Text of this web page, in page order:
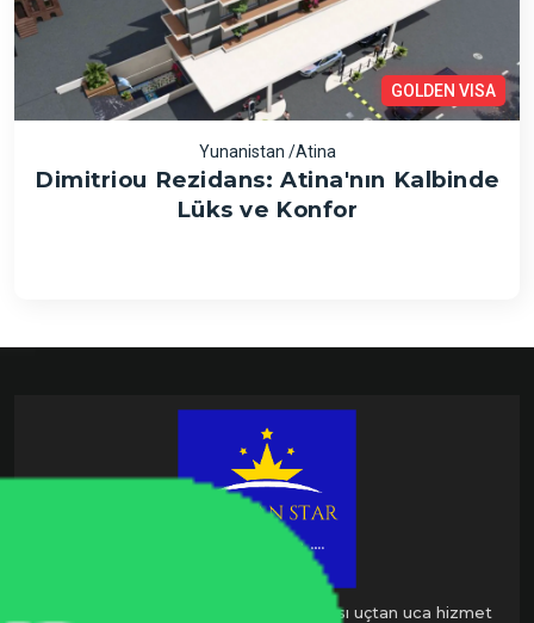
GOLDEN VISA
Yunanistan /Atina
Dimitriou Rezidans: Atina'nın Kalbinde
Lüks ve Konfor
Nadlan Star Global, sadece uluslararası uçtan uca hizmet